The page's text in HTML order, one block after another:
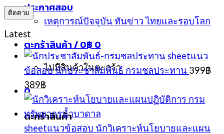
ประกาศสอบ
เหตุการณ์ปัจจุบัน ทันข่าว ไทยและรอบโลก
ตะกร้าสินค้า /0฿ 0
ไม่มีสินค้าในตะกร้า
0
ตะกร้าสินค้า
ติดตาม
Latest
sheetแนว
ข้อสอบ นักประชาสัมพันธ์ กรมชลประทาน 399฿
Original
price
was:
399฿.
389฿Current
price
is:
389฿.
sheetแนวข้อสอบ นักวิเคราะห์นโยบายและแผน